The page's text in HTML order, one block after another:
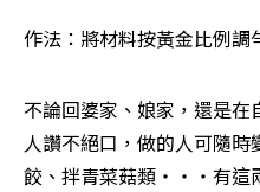
作法：將材料按黃金比例調
不論回婆家、娘家，還是
人讚不絕口，做的人可隨
餃、拌青菜菇類‧‧‧有這